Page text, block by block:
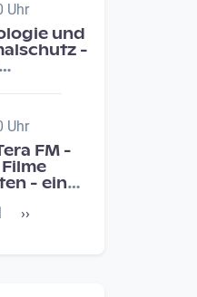
Uhr
und
-
Uhr
FM -
- ein
Next page
››